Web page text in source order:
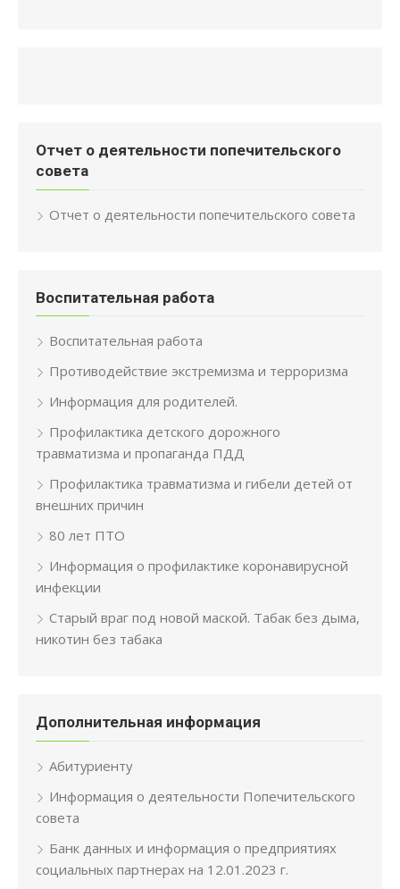
Отчет о деятельности попечительского
совета
Отчет о деятельности попечительского совета
Воспитательная работа
Воспитательная работа
Противодействие экстремизма и терроризма
Информация для родителей.
Профилактика детского дорожного
травматизма и пропаганда ПДД
Профилактика травматизма и гибели детей от
внешних причин
80 лет ПТО
Информация о профилактике коронавирусной
инфекции
Старый враг под новой маской. Табак без дыма,
никотин без табака
Дополнительная информация
Абитуриенту
Информация о деятельности Попечительского
совета
Банк данных и информация о предприятиях
социальных партнерах на 12.01.2023 г.